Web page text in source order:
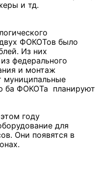
и тд.
ФОКОТов было
Из них
федерального
и монтаж
муниципальные
ба ФОКОТа планируют
году
для
Они появятся в